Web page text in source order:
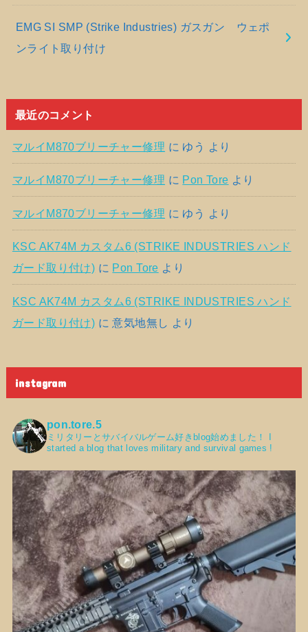
EMG SI SMP (Strike Industries) ガスガン ウェポ
ンライト取り付け
最近のコメント
マルイM870ブリーチャー修理 に ゆう より
マルイM870ブリーチャー修理 に Pon Tore より
マルイM870ブリーチャー修理 に ゆう より
KSC AK74M カスタム6 (STRIKE INDUSTRIES ハンド
ガード取り付け) に Pon Tore より
KSC AK74M カスタム6 (STRIKE INDUSTRIES ハンド
ガード取り付け) に意気地無し より
instagram
pon.tore.5
ミリタリーとサバイバルゲーム好きblog始めました！
started a blog that loves military and survival games !